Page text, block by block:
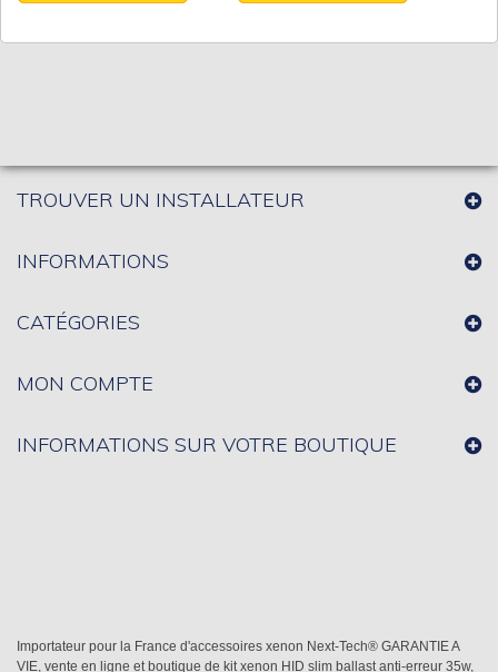
TROUVER UN INSTALLATEUR
INFORMATIONS
Importateur pour la France d'accessoires xenon Next-Tech® GARANTIE A
VIE, vente en ligne et boutique de kit xenon HID slim ballast anti-erreur 35w,
CATÉGORIES
MON COMPTE
INFORMATIONS SUR VOTRE BOUTIQUE